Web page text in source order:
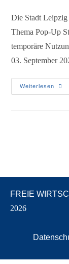
Die Stadt
Thema Pop-Up
temporäre
03. September
Weiterlesen
FREIE
2026